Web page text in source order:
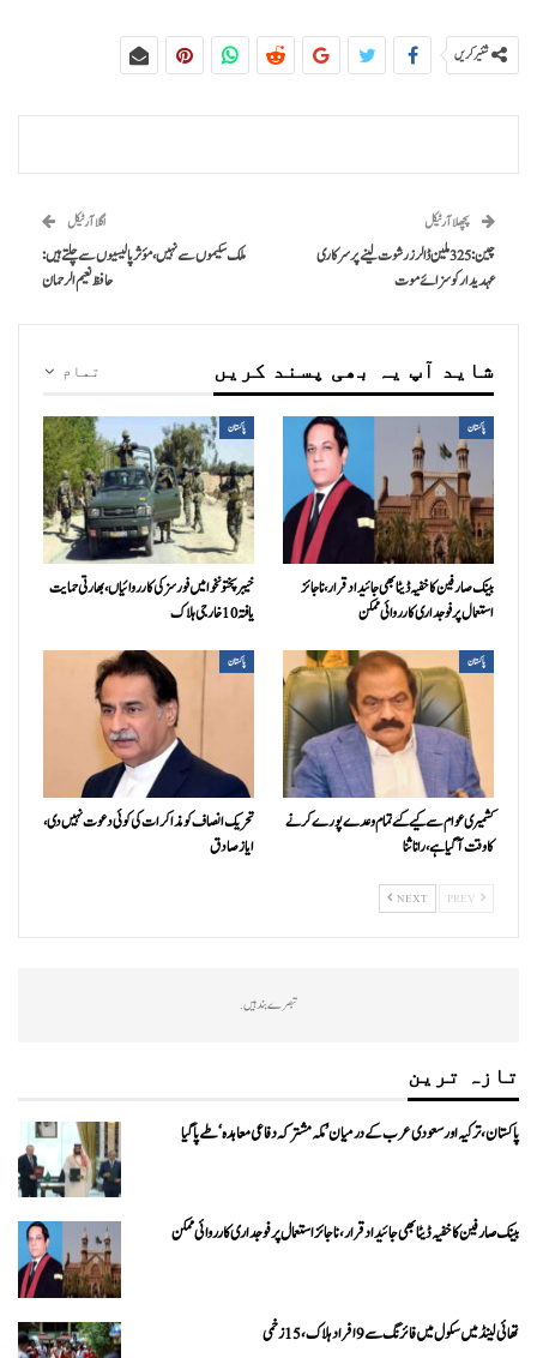
شئیر کریں
پچھلا آرٹیکل
چین: 325 ملین ڈالرز رشوت لینے پر سرکاری
عہدیدار کو سزائے موت
اگلا آرٹیکل
ملک سکیموں سے نہیں، مؤثر پالیسیوں سے چلتے ہیں:
حافظ نعیم الرحمان
تمام شاید آپ یہ بھی پسند کریں
پاکستان
بینک صارفین کا خفیہ ڈیٹا بھی جائیداد قرار، ناجائز
استعمال پر فوجداری کارروائی ممکن
پاکستان
خیبرپختونخوا میں فورسز کی کارروائیاں، بھارتی حمایت
یافتہ 10 خارجی ہلاک
پاکستان
کشمیری عوام سے کیے گئے تمام وعدے پورے کرنے
کا وقت آ گیا ہے، رانا ثنا
پاکستان
تحریک انصاف کو مذاکرات کی کوئی دعوت نہیں دی،
ایاز صادق
NEXT
تبصرے بند ہیں.
تازہ ترین
پاکستان، ترکیہ اور سعودی عرب کے درمیان ’مکہ مشترکہ دفاعی معاہدہ‘ طے پا گیا
بینک صارفین کا خفیہ ڈیٹا بھی جائیداد قرار، ناجائز استعمال پر فوجداری کارروائی ممکن
تھائی لینڈ میں سکول میں فائرنگ سے 9 افراد ہلاک، 15 زخمی